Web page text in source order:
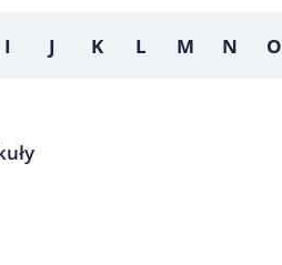
I J K L M N O